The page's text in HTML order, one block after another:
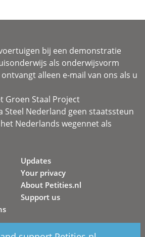
bij een demonstratie
als onderwijsvorm
alleen e-mail van ons als u
Groen Staal Project
Steel Nederland geen staatssteun
Nederlands wegennet als
Updates
Your privacy
About Petities.nl
Support us